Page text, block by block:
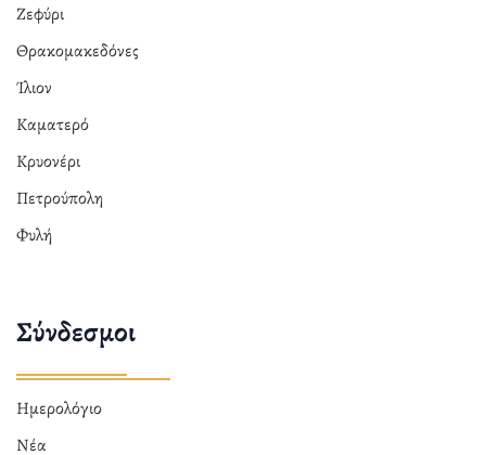
Ζεφύρι
Θρακομακεδόνες
Ίλιον
Καματερό
Κρυονέρι
Πετρούπολη
Φυλή
Σύνδεσμοι
Ημερολόγιο
Νέα